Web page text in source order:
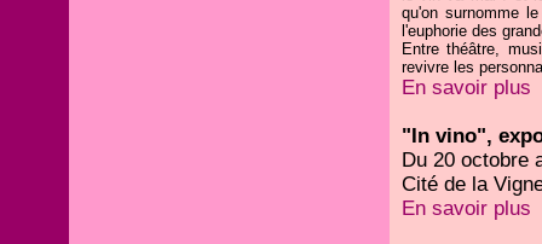
qu'on surnomme
l'euphorie des
Entre théâtre,
revivre les
En savoir plus
"In vino",
Du 20 octobre
Cité de la
En savoir plus